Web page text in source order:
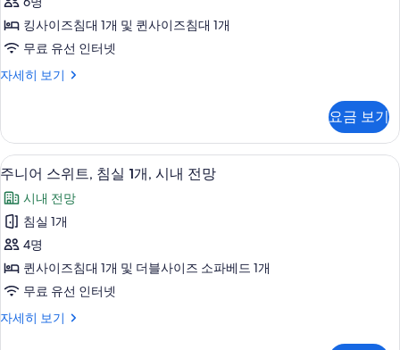
한
터
큐
티
스
트,
침
실
2
개
사
진
모
두
킹사이즈침대 1개 및 퀸사이즈침대 1개
무료 유선 인터넷
자세히 보기
이
티
브
스
위
트,
침
실
2
개
자
세
히
요금 보기
주
니
어
스
위
트,
실
주니어 스위트, 침실 1개, 시내 전망 |
3
주니어 스위트, 침실 1개, 시내 전망
시내 전망
침실 1개
4명
퀸사이즈침대 1개 및 더블사이즈 소파베드 1개
무료 유선 인터넷
자세히 보기
주